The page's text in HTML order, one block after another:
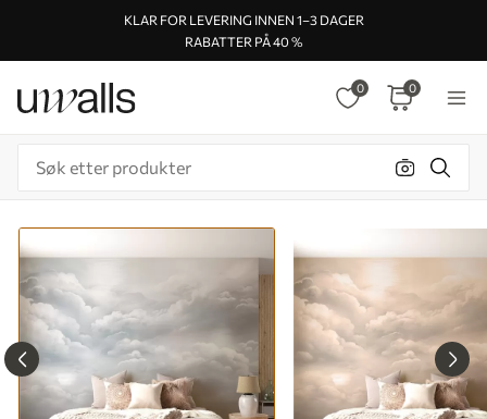
KLAR FOR LEVERING INNEN 1–3 DAGER
RABATTER PÅ 40 %
0 0